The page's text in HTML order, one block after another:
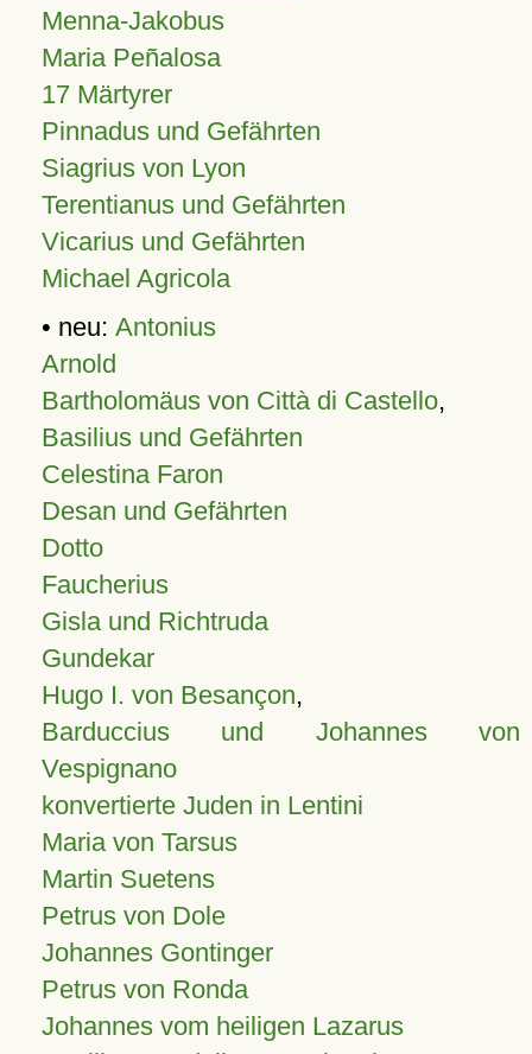
Menna-Jakobus
Maria Peñalosa
17 Märtyrer
Pinnadus und Gefährten
Siagrius von Lyon
Terentianus und Gefährten
Vicarius und Gefährten
Michael Agricola
• neu: Antonius
Arnold
Bartholomäus von Città di Castello,
Basilius und Gefährten
Celestina Faron
Desan und Gefährten
Dotto
Faucherius
Gisla und Richtruda
Gundekar
Hugo I. von Besançon,
Barduccius und Johannes von
Vespignano
konvertierte Juden in Lentini
Maria von Tarsus
Martin Suetens
Petrus von Dole
Johannes Gontinger
Petrus von Ronda
Johannes vom heiligen Lazarus